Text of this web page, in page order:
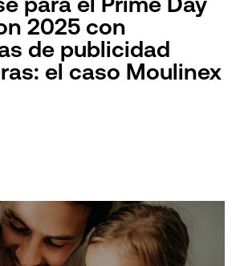
2025 con
de publicidad
el caso Moulinex